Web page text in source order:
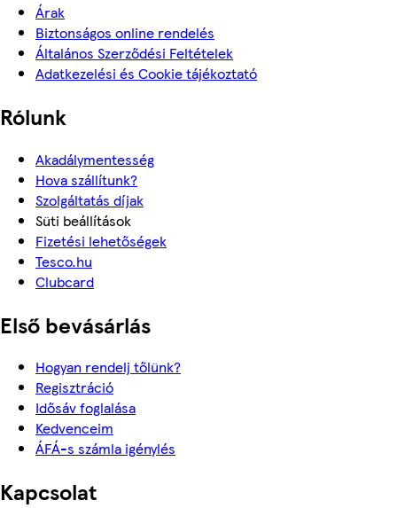
Árak
Biztonságos online rendelés
Általános Szerződési Feltételek
Adatkezelési és Cookie tájékoztató
Rólunk
Akadálymentesség
Hova szállítunk?
Szolgáltatás díjak
Süti beállítások
Fizetési lehetőségek
Tesco.hu
Clubcard
Első bevásárlás
Hogyan rendelj tőlünk?
Regisztráció
Idősáv foglalása
Kedvenceim
ÁFÁ-s számla igénylés
Kapcsolat